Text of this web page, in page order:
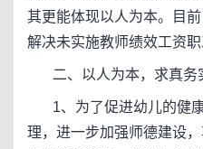
其更能体现以人为本。目
解决未实施教师绩效工资职
二、以人为本，求真务
1、为了促进幼儿的健康
理，进一步加强师德建设